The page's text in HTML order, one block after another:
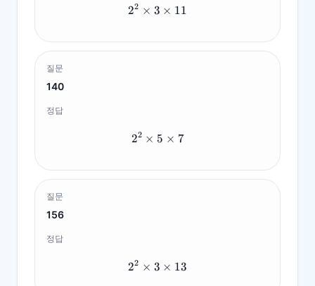
2^2 \times 3 \times 11
22 × 3 × 11
질문
140
정답
2^2 \times 5 \times 7
22 × 5 × 7
질문
156
정답
2^2 \times 3 \times 13
22 × 3 × 13